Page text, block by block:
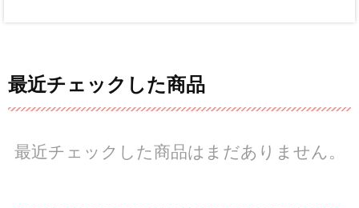
最近チェックした商品
最近チェックした商品はまだありません。